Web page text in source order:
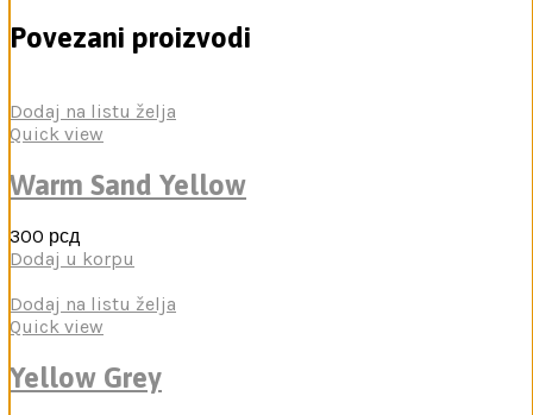
Povezani proizvodi
Dodaj na listu želja
Quick view
Warm Sand Yellow
300 рсд
Dodaj u korpu
Dodaj na listu želja
Quick view
Yellow Grey